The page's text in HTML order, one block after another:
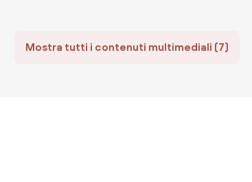
Mostra tutti i contenuti multimediali (7)